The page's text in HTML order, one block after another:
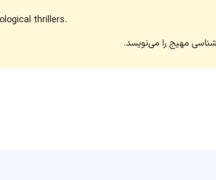
thrillers.
مهیج را می‌نویسد.